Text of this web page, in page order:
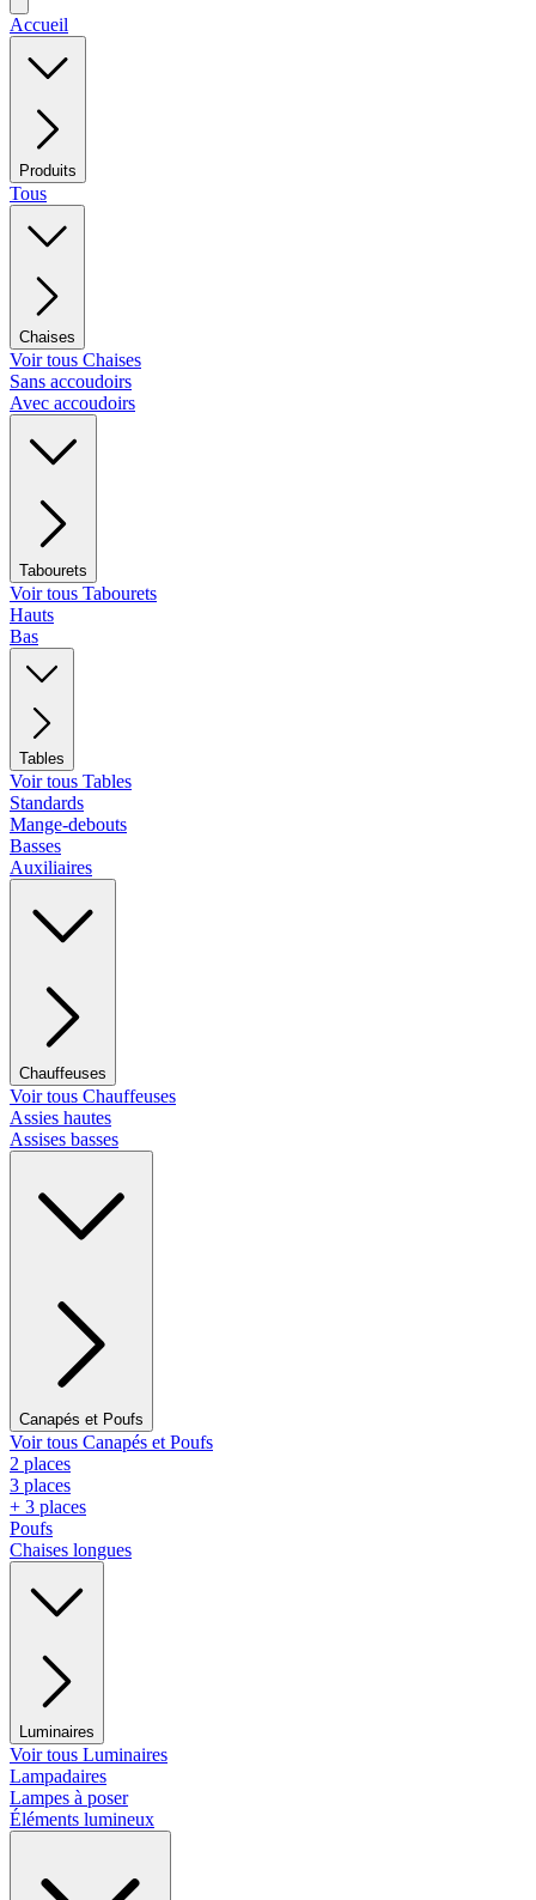
Accueil
Produits
Tous
Chaises
Voir tous Chaises
Sans accoudoirs
Avec accoudoirs
Tabourets
Voir tous Tabourets
Hauts
Bas
Tables
Voir tous Tables
Standards
Mange-debouts
Basses
Auxiliaires
Chauffeuses
Voir tous Chauffeuses
Assies hautes
Assises basses
Canapés et Poufs
Voir tous Canapés et Poufs
2 places
3 places
+ 3 places
Poufs
Chaises longues
Luminaires
Voir tous Luminaires
Lampadaires
Lampes à poser
Éléments lumineux